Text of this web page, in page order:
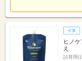
ヒノ
え
詰替用